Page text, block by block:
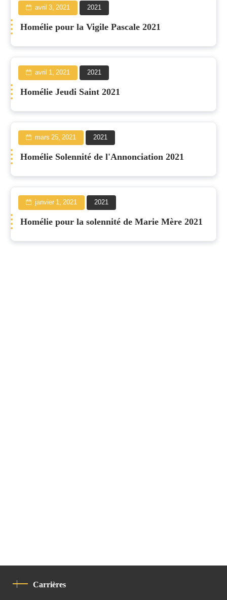
avril 3, 2021 2021
Homélie pour la Vigile Pascale 2021
avril 1, 2021 2021
Homélie Jeudi Saint 2021
mars 25, 2021 2021
Homélie Solennité de l'Annonciation 2021
janvier 1, 2021 2021
Homélie pour la solennité de Marie Mère 2021
Carrières